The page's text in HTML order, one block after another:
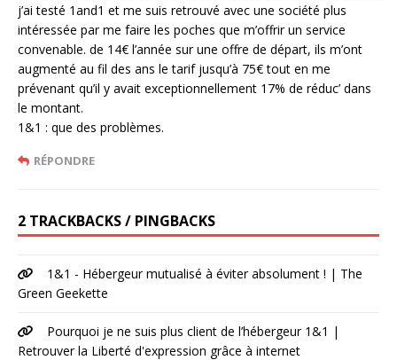
j’ai testé 1and1 et me suis retrouvé avec une société plus
intéressée par me faire les poches que m’offrir un service
convenable. de 14€ l’année sur une offre de départ, ils m’ont
augmenté au fil des ans le tarif jusqu’à 75€ tout en me
prévenant qu’il y avait exceptionnellement 17% de réduc’ dans
le montant.
1&1 : que des problèmes.
RÉPONDRE
2 TRACKBACKS / PINGBACKS
1&1 - Hébergeur mutualisé à éviter absolument ! | The
Green Geekette
Pourquoi je ne suis plus client de l’hébergeur 1&1 |
Retrouver la Liberté d'expression grâce à internet